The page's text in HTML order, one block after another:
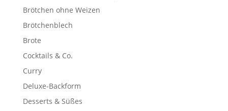
Brötchen ohne Weizen
Brötchenblech
Brote
Cocktails & Co.
Curry
Deluxe-Backform
Desserts & Süßes